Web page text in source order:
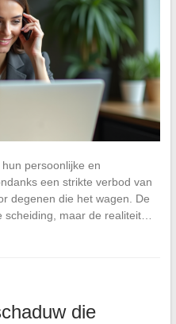
persoonlijke en
een strikte verbod van
degenen die het wagen. De
scheiding, maar de realiteit…
die